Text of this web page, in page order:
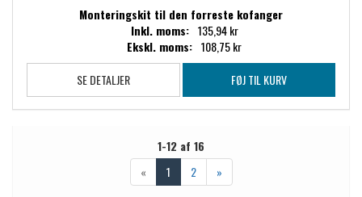
Monteringskit til den forreste kofanger
Inkl. moms: 135,94 kr
Ekskl. moms: 108,75 kr
SE DETALJER
FØJ TIL KURV
1-12 af 16
«
1 2 »